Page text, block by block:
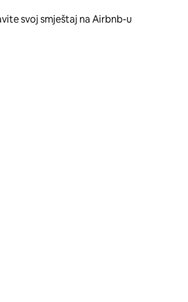
svoj smještaj na Airbnb-u